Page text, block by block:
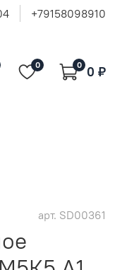
+79158098910
0 0 0 ₽
арт. SD00361